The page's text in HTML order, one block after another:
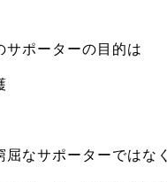
サポーターの目的は
なサポーターではなく